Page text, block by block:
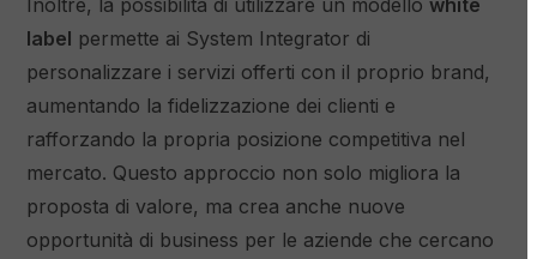
Inoltre, la possibilità di utilizzare un modellowhite
label permette ai System Integrator di
personalizzare i servizi offerti con il proprio brand,
aumentando la fidelizzazione dei clienti e
rafforzando la propria posizione competitiva nel
mercato. Questo approccio non solo migliora la
proposta di valore, ma crea anche nuove
opportunità di business per le aziende che cercano